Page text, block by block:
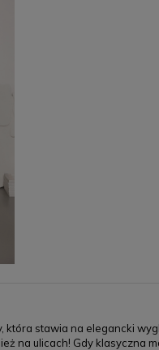
stawia na elegancki
na ulicach! Gdy klasyczna